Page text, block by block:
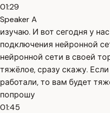
01:29
Speaker A
изучаю. И вот сегодня у
подключения нейронной
нейронной сети в своей
тяжёлое, сразу скажу.
работали, то вам будет
попрошу
01:45